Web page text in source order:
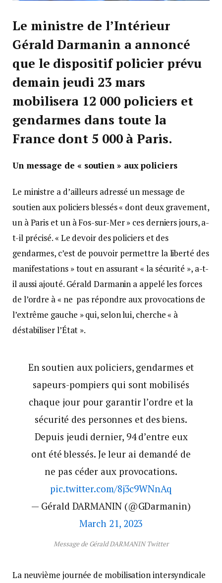
Le ministre de l’Intérieur
Gérald Darmanin a annoncé
que le dispositif policier prévu
demain jeudi 23 mars
mobilisera 12 000 policiers et
gendarmes dans toute la
France dont 5 000 à Paris.
Un message de « soutien » aux policiers
Le ministre a d’ailleurs adressé un message de
soutien aux policiers blessés « dont deux gravement,
un à Paris et un à Fos-sur-Mer » ces derniers jours, a-
t-il précisé. « Le devoir des policiers et des
gendarmes, c’est de pouvoir permettre la liberté des
manifestations » tout en assurant « la sécurité », a-t-
il aussi ajouté. Gérald Darmanin a appelé les forces
de l’ordre à « ne pas répondre aux provocations de
l’extrême gauche » qui, selon lui, cherche « à
déstabiliser l’État ».
En soutien aux policiers, gendarmes et
sapeurs-pompiers qui sont mobilisés
chaque jour pour garantir l’ordre et la
sécurité des personnes et des biens.
Depuis jeudi dernier, 94 d’entre eux
ont été blessés. Je leur ai demandé de
ne pas céder aux provocations.
pic.twitter.com/8j3c9WNnAq
— Gérald DARMANIN (@GDarmanin)
March 21, 2023
Message de Gérald DARMANIN Twitter
La neuvième journée de mobilisation intersyndicale